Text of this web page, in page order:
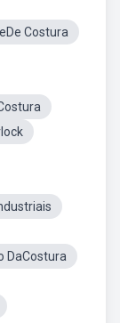
Costura
DaCostura